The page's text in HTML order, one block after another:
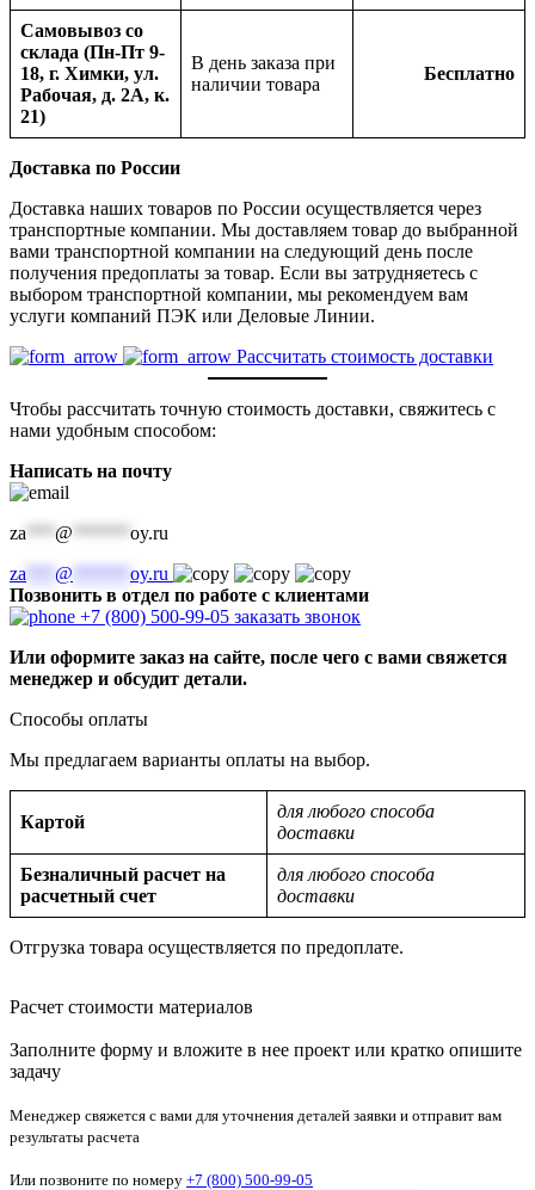
Самовывоз со
склада (Пн-Пт 9-
18, г. Химки, ул.
Рабочая, д. 2А, к.
21)
В день заказа при
наличии товара
Бесплатно
Доставка по России
Доставка наших товаров по России осуществляется через
транспортные компании. Мы доставляем товар до выбранной
вами транспортной компании на следующий день после
получения предоплаты за товар. Если вы затрудняетесь с
выбором транспортной компании, мы рекомендуем вам
услуги компаний ПЭК или Деловые Линии.
Рассчитать стоимость доставки
Чтобы рассчитать точную стоимость доставки, свяжитесь с
нами удобным способом:
Написать на почту
za @
oy.ru
za
@
oy.ru
Позвонить в отдел по работе с клиентами
+7 (800) 500-99-05 заказать звонок
Или оформите заказ на сайте, после чего с вами свяжется
менеджер и обсудит детали.
Способы оплаты
Мы предлагаем варианты оплаты на выбор.
Картой
для любого способа
доставки
Безналичный расчет на
расчетный счет
для любого способа
доставки
Отгрузка товара осуществляется по предоплате.
Расчет стоимости материалов
Заполните форму и вложите в нее проект или кратко опишите
задачу
Менеджер свяжется с вами для уточнения деталей заявки и отправит вам
результаты расчета
Или позвоните по номеру +7 (800) 500-99-05